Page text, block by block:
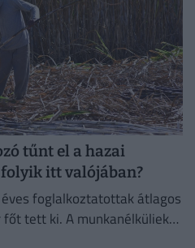
tűnt el a hazai
itt valójában?
foglalkoztatottak átlagos
tett ki. A munkanélküliek